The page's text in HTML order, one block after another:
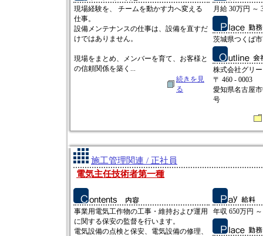
現場経験を、 チームを動かす力へ変える
仕事。
設備メンテナンスの仕事は、設備を直すだ
けではありません。
現場をまとめ、メンバーを育て、お客様と
の信頼関係を築く...
続きを見
る
月給 30万円 ～
茨城県つくば
株式会社グリ
〒 460 - 0003
愛知県名古屋
号
施工管理関連 / 正社員
電気主任技術者第一種
事業用電気工作物の工事・維持および運用
に関する保安の監督を行います。
電気設備の点検と保安、電気設備の修理、
年収 650万円